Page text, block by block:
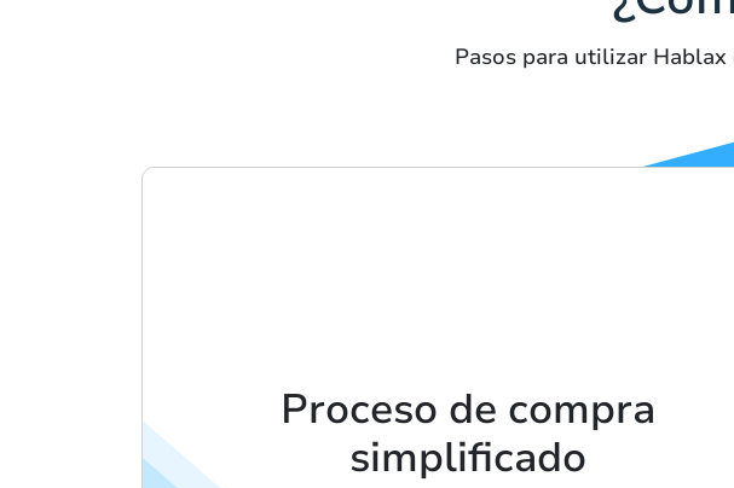
Pasos para utilizar
Proceso de compra
simplificado